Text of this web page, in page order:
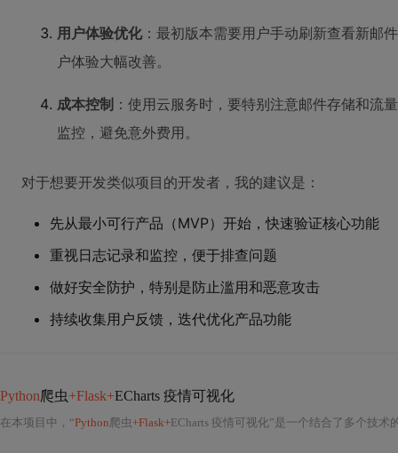
用户体验优化：最初版本需要用户手动刷新查看新邮
户体验大幅改善。
成本控制 ：使用云服务时，要特别注意邮件存储和流
监控，避免意外费用。
对于想要开发类似项目的开发者，我的建议是：
先从最小可行产品（MVP）开始，快速验证核心功能
重视日志记录和监控，便于排查问题
做好安全防护，特别是防止滥用和恶意攻击
持续收集用户反馈，迭代优化产品功能
Python爬虫+Flask+ECharts 疫情可视化
在本项目中，“Python爬虫+Flask+ECharts 疫情可视化”是一个结合了多个技术的实战应用，主要用于实时或定期抓